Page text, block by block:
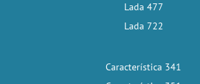
Lada 477
Lada 722
Característica 341